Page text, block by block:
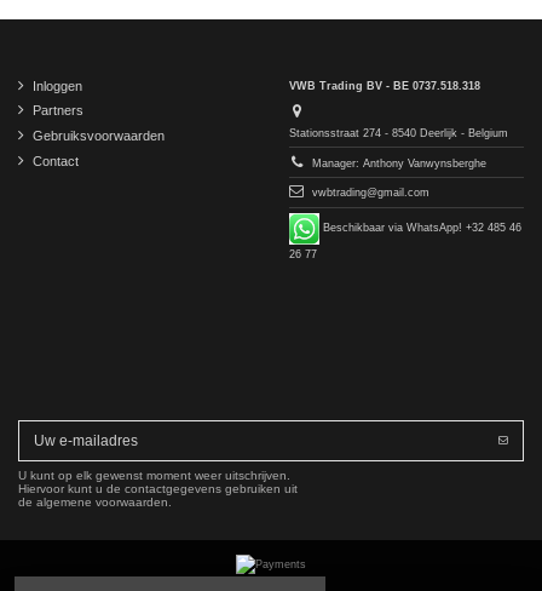
Inloggen
Partners
Gebruiksvoorwaarden
Contact
VWB Trading BV - BE 0737.518.318
Stationsstraat 274 - 8540 Deerlijk - Belgium
Manager: Anthony Vanwynsberghe
vwbtrading@gmail.com
Beschikbaar via WhatsApp! +32 485 46
26 77
U kunt op elk gewenst moment weer uitschrijven.
Hiervoor kunt u de contactgegevens gebruiken uit
de algemene voorwaarden.